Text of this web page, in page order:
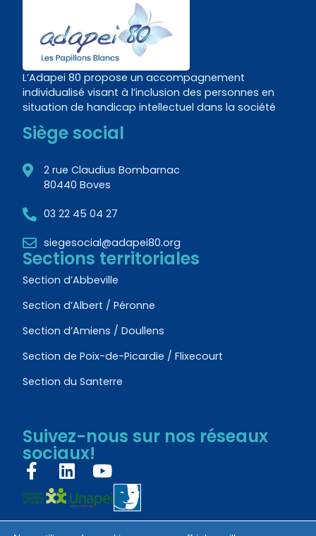
L’Adapei 80 propose un accompagnement
individualisé visant à l’inclusion des personnes en
situation de handicap intellectuel dans la société
Siège social
2 rue Claudius Bombarnac
80440 Boves
03 22 45 04 27
siegesocial@adapei80.org
Sections territoriales
Section d’Abbeville
Section d’Albert / Péronne
Section d’Amiens / Doullens
Section de Poix-de-Picardie / Flixecourt
Section du Santerre
Suivez-nous sur nos réseaux
sociaux!